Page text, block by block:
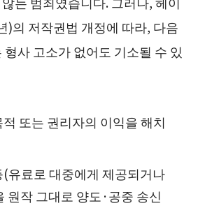
)의 저작권법 개정에 따라, 다음
사 고소가 없어도 기소될 수 있
또는 권리자의 이익을 해치
유료로 대중에게 제공되거나
원작 그대로 양도·공중 송신